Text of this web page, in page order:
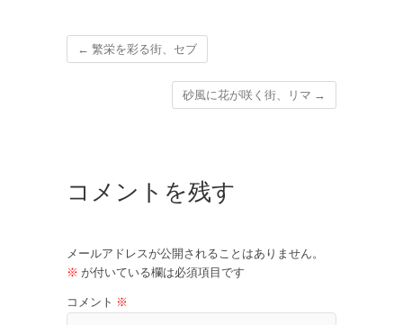
← 繁栄を彩る街、セブ
砂風に花が咲く街、リマ →
コメントを残す
メールアドレスが公開されることはありません。
※ が付いている欄は必須項目です
コメント ※